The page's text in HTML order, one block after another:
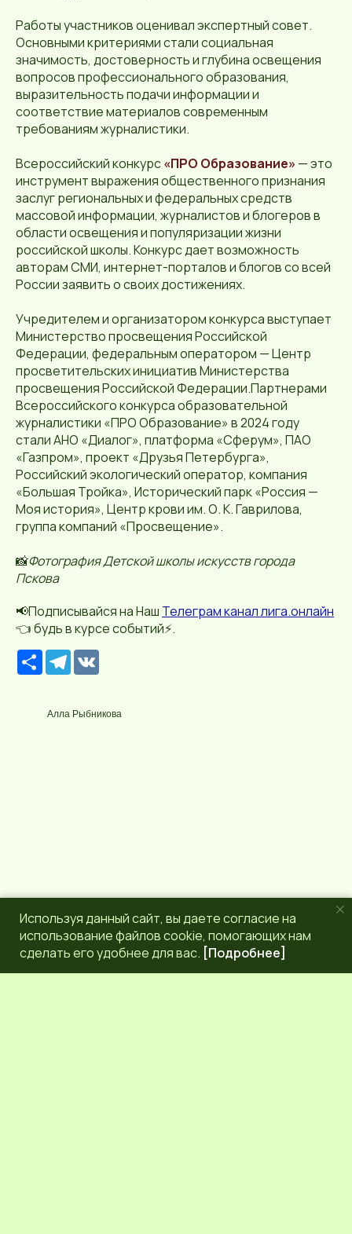
Работы участников оценивал экспертный совет.
Основными критериями стали социальная
значимость, достоверность и глубина освещения
вопросов профессионального образования,
выразительность подачи информации и
соответствие материалов современным
требованиям журналистики.
Всероссийский конкурс«ПРО Образование» — это
инструмент выражения общественного признания
заслуг региональных и федеральных средств
массовой информации, журналистов и блогеров в
области освещения и популяризации жизни
российской школы. Конкурс дает возможность
авторам СМИ, интернет-порталов и блогов со всей
России заявить о своих достижениях.
Учредителем и организатором конкурса выступает
Министерство просвещения Российской
Федерации, федеральным оператором — Центр
просветительских инициатив Министерства
просвещения Российской Федерации.Партнерами
Всероссийского конкурса образовательной
журналистики «ПРО Образование» в 2024 году
стали АНО «Диалог», платформа «Сферум», ПАО
«Газпром», проект «Друзья Петербурга»,
Российский экологический оператор, компания
«Большая Тройка», Исторический парк «Россия —
Моя история», Центр крови им. О. К. Гаврилова,
группа компаний «Просвещение».
📸Фотография Детской школы искусств города
Пскова
📢Подписывайся на Наш Телеграм канал лига.онлайн
👈 будь в курсе событий⚡️.
Р
е
р
с
T
e
g
r
Алла Рыбникова
Используя данный сайт, вы даете согласие на
использование файлов cookie, помогающих нам
сделать его удобнее для вас. [Подробнее]